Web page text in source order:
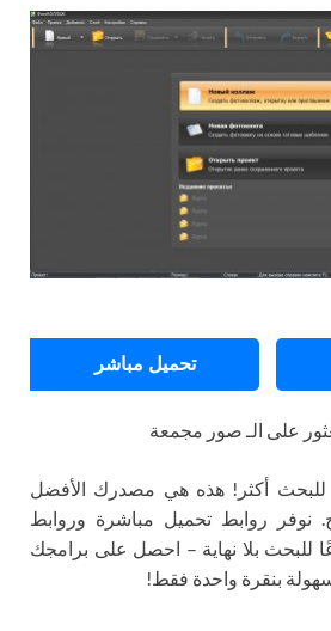
تحميل مباشر
على الـ صور مجمعة
للبحث أكثر! هذه هي مصدرك الأفضل
نوفر روابط تحميل مباشرة وروابط
للبحث بلا نهاية – احصل على برامجك
بنقرة واحدة فقط!